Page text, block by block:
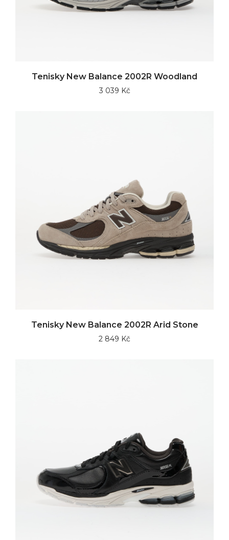
Tenisky New Balance 2002R Woodland
3 039 Kč
Tenisky New Balance 2002R Arid Stone
2 849 Kč